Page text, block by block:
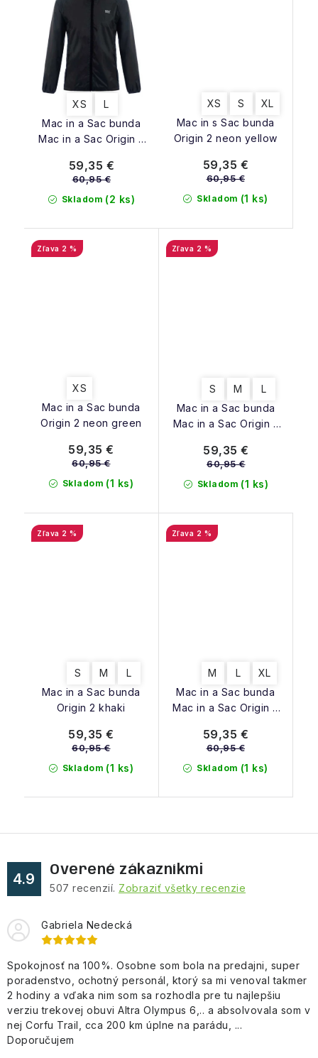
Mac in a Sac bunda
Mac in a Sac Origin 2
XS L
Skladom (2 ks)
59,35 €
60,95 €
Mac in s Sac bunda
Origin 2 neon yellow
XS S XL
Skladom (1 ks)
59,35 €
60,95 €
Mac in a Sac bunda
Origin 2 neon green
2 %
XS
Skladom (1 ks)
59,35 €
60,95 €
Mac in a Sac bunda
Mac in a Sac Origin 2
2 %
S M L
Skladom (1 ks)
59,35 €
60,95 €
Mac in a Sac bunda
Origin 2 khaki
2 %
S M L
Skladom (1 ks)
59,35 €
60,95 €
Mac in a Sac bunda
Mac in a Sac Origin 2
2 %
M L XL
Skladom (1 ks)
59,35 €
60,95 €
4.9
Overené zákazníkmi
507 recenzií. Zobraziť všetky recenzie
Gabriela Nedecká
Spokojnosť na 100%. Osobne som bola na predajni, super
poradenstvo, ochotný personál, ktorý sa mi venoval takmer
2 hodiny a vďaka nim som sa rozhodla pre tu najlepšiu
verziu trekovej obuvi Altra Olympus 6,.. a absolvovala som v
nej Corfu Trail, cca 200 km úplne na parádu, ...
Doporučujem